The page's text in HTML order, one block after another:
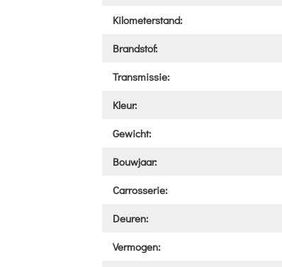
Kilometerstand:
Brandstof:
Transmissie:
Kleur:
Gewicht:
Bouwjaar:
Carrosserie:
Deuren:
Vermogen: